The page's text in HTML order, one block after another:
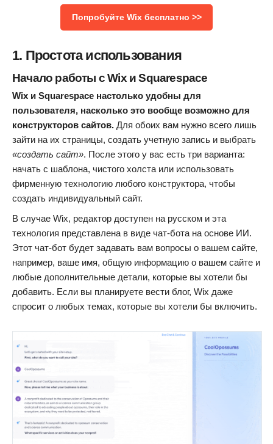
Попробуйте Wix бесплатно >>
1. Простота использования
Начало работы с Wix и Squarespace
Wix и Squarespace настолько удобны для
пользователя, насколько это вообще возможно для
конструкторов сайтов. Для обоих вам нужно всего лишь
зайти на их страницы, создать учетную запись и выбрать
«создать сайт». После этого у вас есть три варианта:
начать с шаблона, чистого холста или использовать
фирменную технологию любого конструктора, чтобы
создать индивидуальный сайт.
В случае Wix, редактор доступен на русском и эта
технология представлена ​​в виде чат-бота на основе ИИ.
Этот чат-бот будет задавать вам вопросы о вашем сайте,
например, ваше имя, общую информацию о вашем сайте и
любые дополнительные детали, которые вы хотели бы
добавить. Если вы планируете вести блог, Wix даже
спросит о любых темах, которые вы хотели бы включить.